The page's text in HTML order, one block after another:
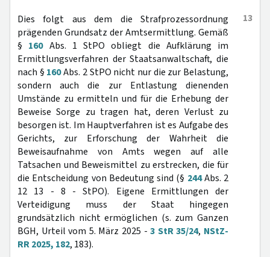
13
Dies folgt aus dem die Strafprozessordnung
prägenden Grundsatz der Amtsermittlung. Gemäß
§ 160Abs. 1 StPO obliegt die Aufklärung im
Ermittlungsverfahren der Staatsanwaltschaft, die
nach § 160Abs. 2 StPO nicht nur die zur Belastung,
sondern auch die zur Entlastung dienenden
Umstände zu ermitteln und für die Erhebung der
Beweise Sorge zu tragen hat, deren Verlust zu
besorgen ist. Im Hauptverfahren ist es Aufgabe des
Gerichts, zur Erforschung der Wahrheit die
Beweisaufnahme von Amts wegen auf alle
Tatsachen und Beweismittel zu erstrecken, die für
die Entscheidung von Bedeutung sind (§ 244Abs. 2
12 13 - 8 - StPO). Eigene Ermittlungen der
Verteidigung muss der Staat hingegen
grundsätzlich nicht ermöglichen (s. zum Ganzen
BGH, Urteil vom 5. März 2025 -3 StR 35/24, NStZ-
RR 2025, 182, 183).